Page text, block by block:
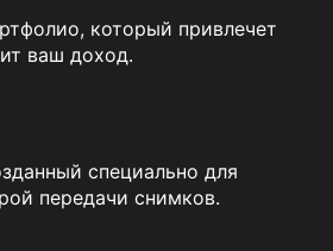
который привлечет
ваш доход.
специально для
передачи снимков.